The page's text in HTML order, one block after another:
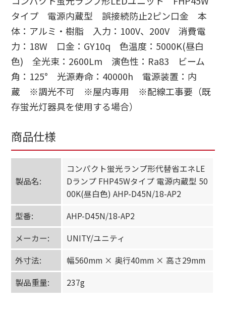
タイプ 電源内蔵型 誤接続防止2ピン口金 本
体：アルミ・樹脂 入力：100V、200V 消費電
力：18W 口金：GY10q 色温度：5000K(昼白
色) 全光束：2600Lm 演色性：Ra83 ビーム
角：125° 光源寿命：40000h 電源装置：内
蔵 ※調光不可 ※屋内専用 ※配線工事要（既
存蛍光灯器具を使用する場合）
商品仕様
製品名:
コンパクト蛍光ランプ形代替省エネLE
Dランプ FHP45Wタイプ 電源内蔵型 50
00K(昼白色) AHP-D45N/18-AP2
型番:
AHP-D45N/18-AP2
メーカー:
UNITY/ユニティ
外寸法:
幅560mm × 奥行40mm × 高さ29mm
製品重量:
237g